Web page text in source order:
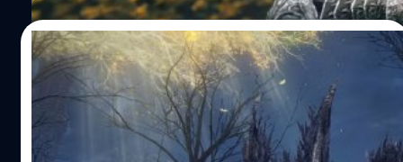
ตัวอย่างไปยัง YouTube ซึ่งแสดงหลายฉากของสถานการณ์
ต่างๆ จากเกม รวมถึงการต่อสู้ระยะประชิด การต่อสู้ระยะไกล
การขี่ม้า และการต่อสู้กับบอส สำหรับเกมเมอร์ที่เล่น Elden
Ring ตั้งแต่เปิดตัวมา การเปลี่ยนแปลงนี้อาจต้องใช้เวลามาก
ในการทำความคุ้นเคย แต่แน่นอนว่ามันเป็นวิธีการเล่นแบบใหม่
ซึ่งจะเป็นประสบการณ์ที่ยอดเยี่ยมในการเริ่มเล่นครั้งใหม่ และ
อาจหัวร้อนมากกว่าที่เคย!…
22/03/2023
ผู้พัฒนา Elden Ring จาก FromSoftware
กำลังทำ Project ใหม่ที่ไม่ใช่เกม Armored
Core
ผู้พัฒนาเกม Elden Ring อาจกำลังทำ Project ใหม่ที่ยังไม่ได้